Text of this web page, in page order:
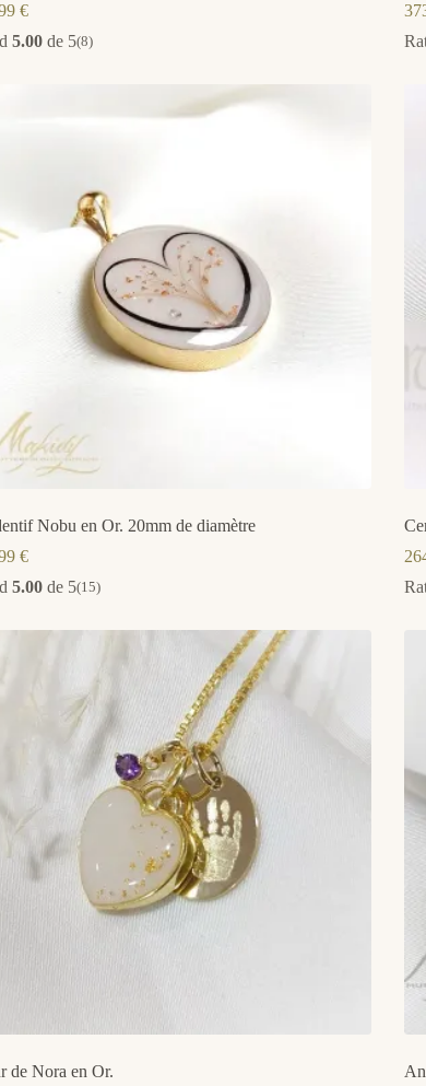
€
5.00de 5(8)
Nobu en Or. 20mm de diamètre
€
5.00de 5(15)
de Nora en Or.